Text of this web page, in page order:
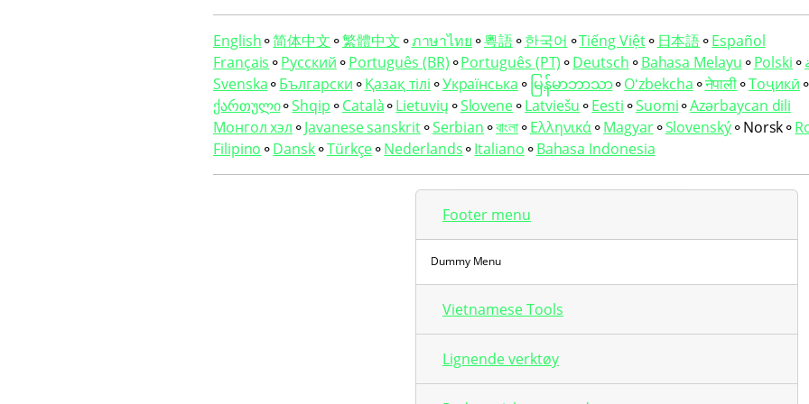
English⚬简体中文 ⚬繁體中文 ⚬ภาษาไทย ⚬粵語⚬한국어 ⚬Tiếng Việt⚬ 日本語⚬Español
Français ⚬Русский ⚬Português (BR) ⚬Português (PT) ⚬Deutsch ⚬Bahasa Melayu ⚬Polski ⚬
Svenska⚬Български ⚬Қазақ тілі ⚬Українська ⚬ မြန်မာဘာသာ⚬Oʻzbekcha ⚬नेपाली⚬Тоҷикӣ ⚬
ქართული⚬Shqip ⚬Català⚬Lietuvių ⚬Slovene⚬Latviešu ⚬Eesti ⚬Suomi⚬Azərbaycan dili
Монгол хэл ⚬Javanese sanskrit⚬Serbian ⚬বাংলা⚬Ελληνικά⚬Magyar⚬Slovenský⚬Norsk⚬
Filipino ⚬Dansk⚬Türkçe⚬Nederlands⚬Italiano ⚬Bahasa Indonesia
Footer menu
Dummy Menu
Vietnamese Tools
Lignende verktøy